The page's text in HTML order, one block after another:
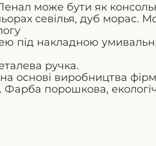
може бути як
севілья, дуб морас.
під накладною
ручка.
основі виробництва
порошкова,